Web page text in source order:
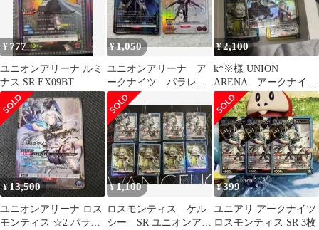
¥ 777
ユニオンアリーナ ルミ
ナス SR EX09BT
¥1,050
ユニオンアリーナ ア
ークナイツ パラレル
2枚 ロスモンティス
ト エクシア
¥ 2,100
k*※様 UNION
ARENA アークナイ
ツ SR以上まとめ売り
¥13,500
ユニオンアリーナ ロス
モンティス ☆2 パラレ
¥1,100
ロスモンティス ケル
シー SR ユニオンアリ
¥399
ユニアリ アークナイツ
ロスモンティス SR 3枚